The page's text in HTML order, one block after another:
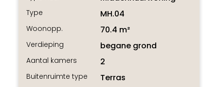
Type MH.04
Woonopp. 70.4 m²
Verdieping begane grond
Aantal kamers 2
Buitenruimte type Terras